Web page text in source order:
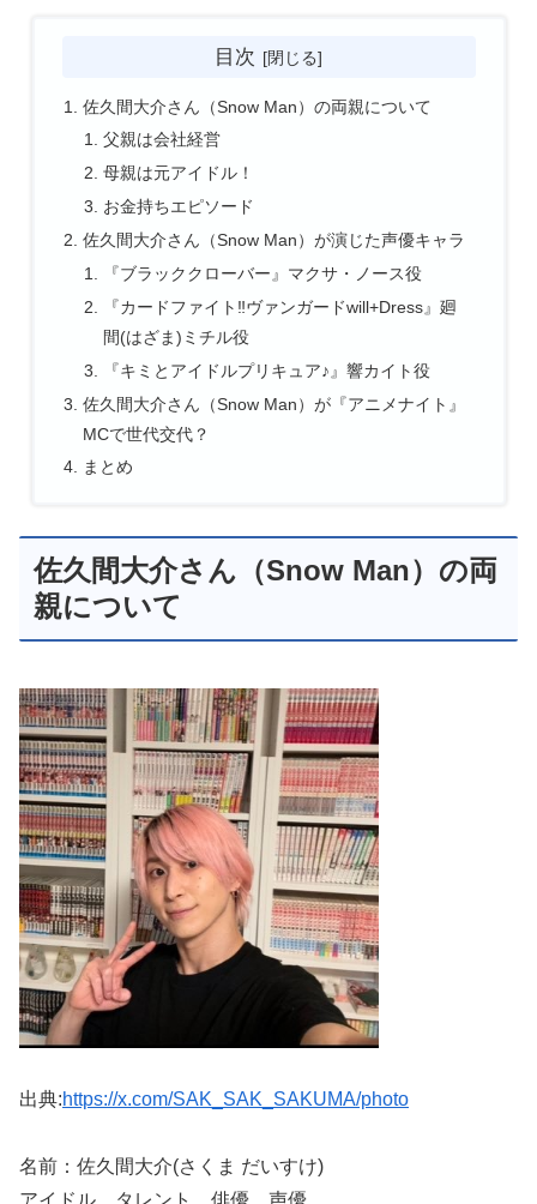
目次
佐久間大介さん（Snow Man）の両親について
父親は会社経営
母親は元アイドル！
お金持ちエピソード
佐久間大介さん（Snow Man）が演じた声優キャラ
『ブラッククローバー』マクサ・ノース役
『カードファイト‼ヴァンガードwill+Dress』廻
間(はざま)ミチル役
『キミとアイドルプリキュア♪』響カイト役
佐久間大介さん（Snow Man）が『アニメナイト』
MCで世代交代？
まとめ
佐久間大介さん（Snow Man）の両
親について
出典:https://x.com/SAK_SAK_SAKUMA/photo
名前：佐久間大介(さくま だいすけ)